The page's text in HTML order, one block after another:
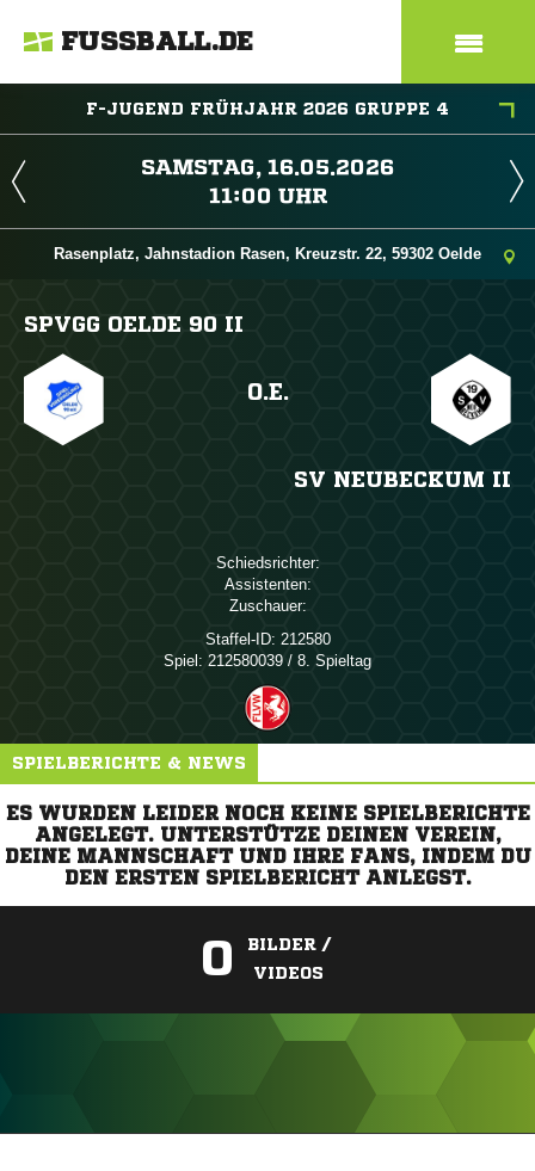
FUSSBALL.DE
F-JUGEND FRÜHJAHR 2026 GRUPPE 4
 
 
Rasenplatz, Jahnstadion Rasen, Kreuzstr. 22, 59302 Oelde
SPVGG OELDE 90 II
O.E.
SV NEUBECKUM II
Schiedsrichter:
Assistenten:
Zuschauer:
Staffel-ID: 212580
Spiel: 212580039 / 8. Spieltag
SPIELBERICHTE & NEWS
ES WURDEN LEIDER NOCH KEINE SPIELBERICHTE
ANGELEGT. UNTERSTÜTZE DEINEN VEREIN,
DEINE MANNSCHAFT UND IHRE FANS, INDEM DU
DEN ERSTEN SPIELBERICHT ANLEGST.
0
BILDER /
VIDEOS